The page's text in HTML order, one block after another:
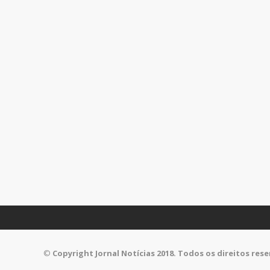
© Copyright Jornal Notícias 2018. Todos os direitos